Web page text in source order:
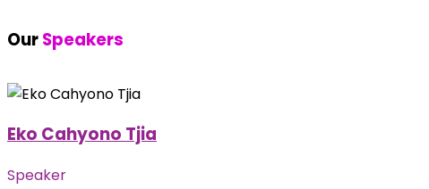
OurSpeakers
Eko Cahyono Tjia
Speaker